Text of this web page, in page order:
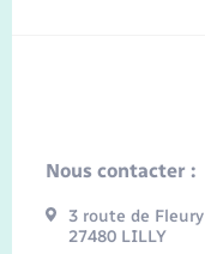
Nous contacter :
3 route de Fleury
27480 LILLY